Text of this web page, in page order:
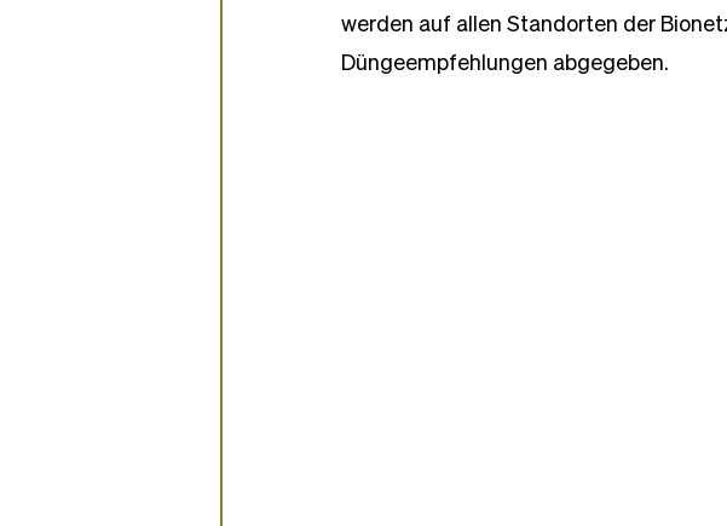
werden auf allen Standorten der
Düngeempfehlungen abgegeben.